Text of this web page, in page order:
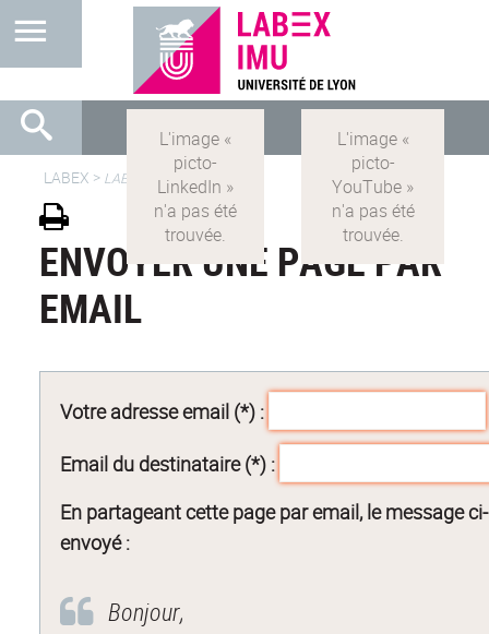
LABEX > LABEX IMU
ENVOYER UNE PAGE PAR
EMAIL
Votre adresse email (*) :
Email du destinataire (*) :
En partageant cette page par email, le message
envoyé :
Bonjour,